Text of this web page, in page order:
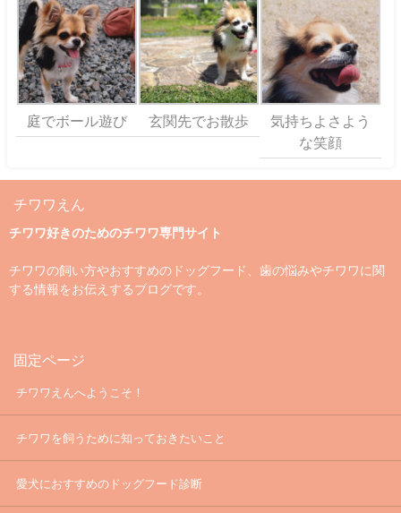
庭でボール遊び 玄関先でお散歩
気持ちよさよう
な笑顔
チワワえん
チワワ好きのためのチワワ専門サイト
チワワの飼い方やおすすめのドッグフード、歯の悩みやチワワに関
する情報をお伝えするブログです。
固定ページ
チワワえんへようこそ！
チワワを飼うために知っておきたいこと
愛犬におすすめのドッグフード診断